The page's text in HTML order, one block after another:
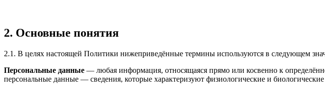
2. Основные понятия
2.1. В целях настоящей Политики нижеприведённые термины используются в следующем
Персональные данные — любая информация, относящаяся прямо или косвенно к
персональные данные — сведения, которые характеризуют физиологические и